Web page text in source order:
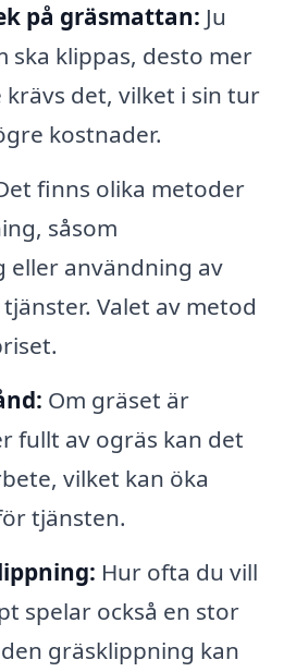
på gräsmattan: Ju
ska klippas, desto mer
det, vilket i sin tur
kostnader.
finns olika metoder
såsom
eller användning av
Valet av metod
Om gräset är
fullt av ogräs kan det
vilket kan öka
tjänsten.
Hur ofta du vill
spelar också en stor
gräsklippning kan